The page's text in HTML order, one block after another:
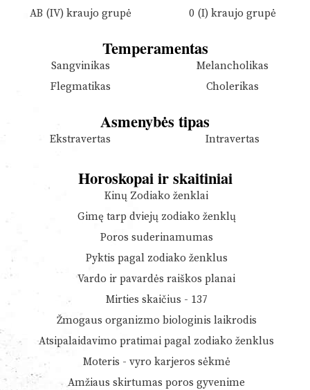
AB (IV) kraujo grupė
0 (I) kraujo grupė
Temperamentas
Sangvinikas
Melancholikas
Flegmatikas
Cholerikas
Asmenybės tipas
Ekstravertas Intravertas
Horoskopai ir skaitiniai
Kinų Zodiako ženklai
Gimę tarp dviejų zodiako ženklų
Poros suderinamumas
Pyktis pagal zodiako ženklus
Vardo ir pavardės raiškos planai
Mirties skaičius - 137
Žmogaus organizmo biologinis laikrodis
Atsipalaidavimo pratimai pagal zodiako ženklus
Moteris - vyro karjeros sėkmė
Amžiaus skirtumas poros gyvenime